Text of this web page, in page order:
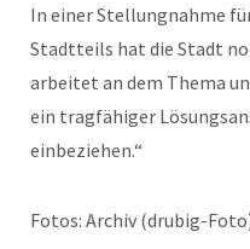
In einer Stellungnahme
Stadtteils hat die Stadt
arbeitet an dem Thema
ein tragfähiger
einbeziehen.“
Fotos: Archiv (drubig-